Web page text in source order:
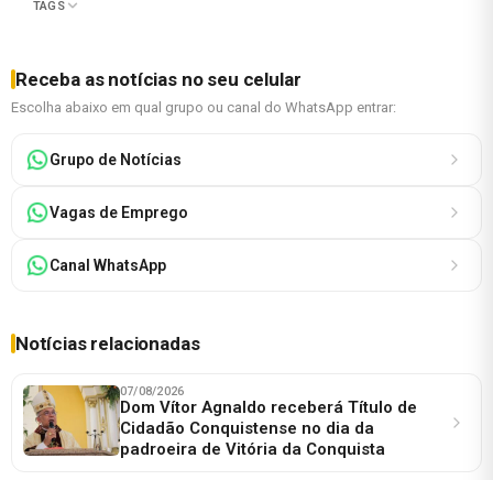
TAGS
Receba as notícias no seu celular
Escolha abaixo em qual grupo ou canal do WhatsApp entrar:
Grupo de Notícias
Vagas de Emprego
Canal WhatsApp
Notícias relacionadas
07/08/2026
Dom Vítor Agnaldo receberá Título de
Cidadão Conquistense no dia da
padroeira de Vitória da Conquista